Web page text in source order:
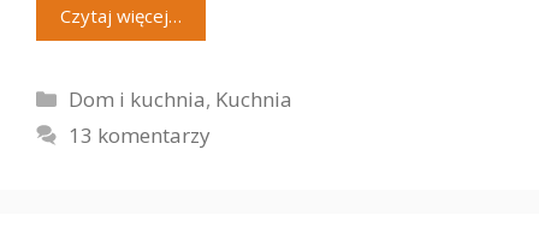
Czytaj więcej…
Kategorie
Dom i kuchnia, Kuchnia
13 komentarzy